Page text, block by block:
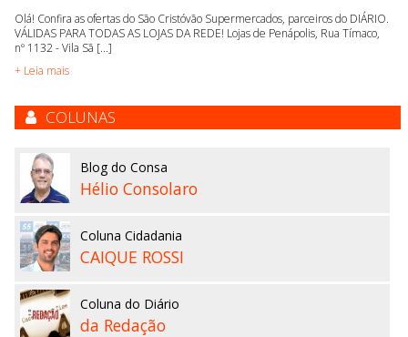
Olá! Confira as ofertas do São Cristóvão Supermercados, parceiros do DIÁRIO.
VÁLIDAS PARA TODAS AS LOJAS DA REDE! Lojas de Penápolis, Rua Tímaco,
nº 1132 - Vila Sã [...]
+ Leia mais
COLUNAS
Blog do Consa
Hélio Consolaro
Coluna Cidadania
CAIQUE ROSSI
Coluna do Diário
da Redação